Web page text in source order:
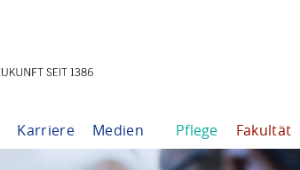
Karriere Medien Pflege Fakultät